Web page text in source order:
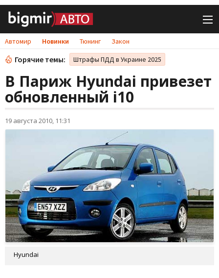
Автомир Новинки Тюнинг Закон
Горячие темы: Штрафы ПДД в Украине 2025
В Париж Hyundai привезет
обновленный i10
19 августа 2010, 11:31
Hyundai